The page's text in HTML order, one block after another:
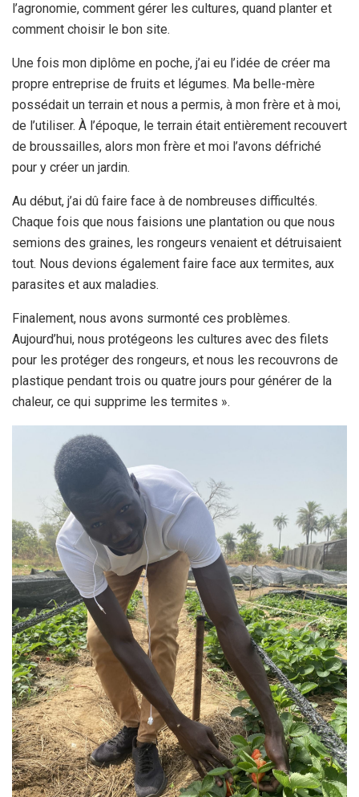
l’agronomie, comment gérer les cultures, quand planter et
comment choisir le bon site.
Une fois mon diplôme en poche, j’ai eu l’idée de créer ma
propre entreprise de fruits et légumes. Ma belle-mère
possédait un terrain et nous a permis, à mon frère et à moi,
de l’utiliser. À l’époque, le terrain était entièrement recouvert
de broussailles, alors mon frère et moi l’avons défriché
pour y créer un jardin.
Au début, j’ai dû faire face à de nombreuses difficultés.
Chaque fois que nous faisions une plantation ou que nous
semions des graines, les rongeurs venaient et détruisaient
tout. Nous devions également faire face aux termites, aux
parasites et aux maladies.
Finalement, nous avons surmonté ces problèmes.
Aujourd’hui, nous protégeons les cultures avec des filets
pour les protéger des rongeurs, et nous les recouvrons de
plastique pendant trois ou quatre jours pour générer de la
chaleur, ce qui supprime les termites ».